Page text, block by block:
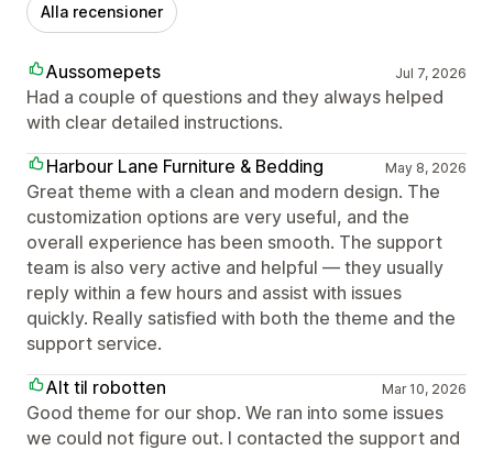
Alla recensioner
Aussomepets Jul 7, 2026
Had a couple of questions and they always helped
with clear detailed instructions.
Harbour Lane Furniture & Bedding
May 8, 2026
Great theme with a clean and modern design. The
customization options are very useful, and the
overall experience has been smooth. The support
team is also very active and helpful — they usually
reply within a few hours and assist with issues
quickly. Really satisfied with both the theme and the
support service.
Alt til robotten
Mar 10, 2026
Good theme for our shop. We ran into some issues
we could not figure out. I contacted the support and